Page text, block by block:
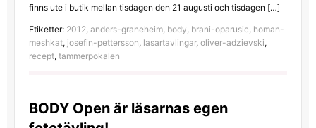
finns ute i butik mellan tisdagen den 21 augusti och tisdagen […]
Etiketter: 2012, anders-graneheim, body, brani-oparusic, homan-
meshkat, josefin-pettersson, lasartavlingar, oliver-adzievski,
recept, tammerpokalen
BODY Open är läsarnas egen